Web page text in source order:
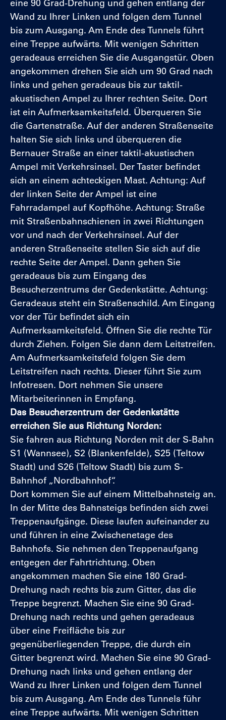
eine 90 Grad-Drehung und gehen entlang der
Wand zu Ihrer Linken und folgen dem Tunnel
bis zum Ausgang. Am Ende des Tunnels führt
eine Treppe aufwärts. Mit wenigen Schritten
geradeaus erreichen Sie die Ausgangstür. Oben
angekommen drehen Sie sich um 90 Grad nach
links und gehen geradeaus bis zur taktil-
akustischen Ampel zu Ihrer rechten Seite. Dort
ist ein Aufmerksamkeitsfeld. Überqueren Sie
die Gartenstraße. Auf der anderen Straßenseite
halten Sie sich links und überqueren die
Bernauer Straße an einer taktil-akustischen
Ampel mit Verkehrsinsel. Der Taster befindet
sich an einem achteckigen Mast. Achtung: Auf
der linken Seite der Ampel ist eine
Fahrradampel auf Kopfhöhe. Achtung: Straße
mit Straßenbahnschienen in zwei Richtungen
vor und nach der Verkehrsinsel. Auf der
anderen Straßenseite stellen Sie sich auf die
rechte Seite der Ampel. Dann gehen Sie
geradeaus bis zum Eingang des
Besucherzentrums der Gedenkstätte. Achtung:
Geradeaus steht ein Straßenschild. Am Eingang
vor der Tür befindet sich ein
Aufmerksamkeitsfeld. Öffnen Sie die rechte Tür
durch Ziehen. Folgen Sie dann dem Leitstreifen.
Am Aufmerksamkeitsfeld folgen Sie dem
Leitstreifen nach rechts. Dieser führt Sie zum
Infotresen. Dort nehmen Sie unsere
Mitarbeiterinnen in Empfang.
Das Besucherzentrum der Gedenkstätte
erreichen Sie aus Richtung Norden:
Sie fahren aus Richtung Norden mit der S-Bahn
S1 (Wannsee), S2 (Blankenfelde), S25 (Teltow
Stadt) und S26 (Teltow Stadt) bis zum S-
Bahnhof „Nordbahnhof“.
Dort kommen Sie auf einem Mittelbahnsteig an.
In der Mitte des Bahnsteigs befinden sich zwei
Treppenaufgänge. Diese laufen aufeinander zu
und führen in eine Zwischenetage des
Bahnhofs. Sie nehmen den Treppenaufgang
entgegen der Fahrtrichtung. Oben
angekommen machen Sie eine 180 Grad-
Drehung nach rechts bis zum Gitter, das die
Treppe begrenzt. Machen Sie eine 90 Grad-
Drehung nach rechts und gehen geradeaus
über eine Freifläche bis zur
gegenüberliegenden Treppe, die durch ein
Gitter begrenzt wird. Machen Sie eine 90 Grad-
Drehung nach links und gehen entlang der
Wand zu Ihrer Linken und folgen dem Tunnel
bis zum Ausgang. Am Ende des Tunnels führ
eine Treppe aufwärts. Mit wenigen Schritten